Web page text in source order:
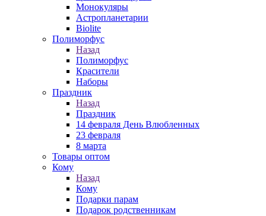
Монокуляры
Астропланетарии
Biolite
Полиморфус
Назад
Полиморфус
Красители
Наборы
Праздник
Назад
Праздник
14 февраля День Влюбленных
23 февраля
8 марта
Товары оптом
Кому
Назад
Кому
Подарки парам
Подарок родственникам